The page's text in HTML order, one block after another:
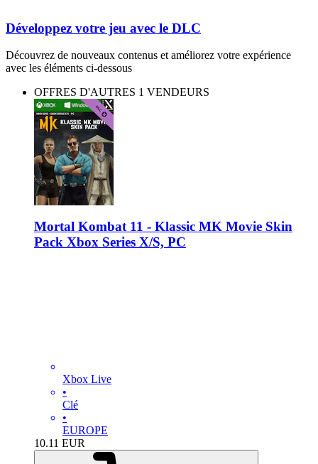
Développez votre jeu avec le DLC
Découvrez de nouveaux contenus et améliorez votre expérience
avec les éléments ci-dessous
OFFRES D'AUTRES 1 VENDEURS
Mortal Kombat 11 - Klassic MK Movie Skin
Pack Xbox Series X/S, PC
Xbox Live
•
Clé
•
EUROPE
10.11 EUR